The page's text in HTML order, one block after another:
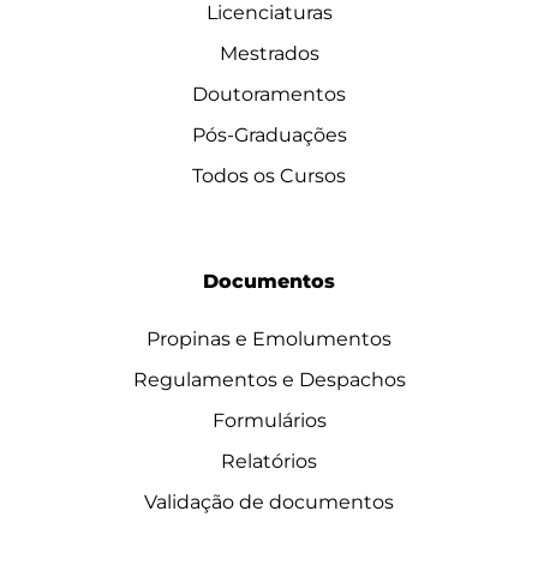
Licenciaturas
Mestrados
Doutoramentos
Pós-Graduações
Todos os Cursos
Documentos
Propinas e Emolumentos
Regulamentos e Despachos
Formulários
Relatórios
Validação de documentos